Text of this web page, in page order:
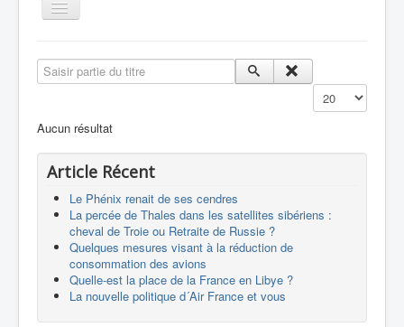
Toggle
Navigation
Aviation Commerciale
Europespace
Drones
Saisir partie du titre
Affichage #
Aucun résultat
Article Récent
Le Phénix renait de ses cendres
La percée de Thales dans les satellites sibériens :
cheval de Troie ou Retraite de Russie ?
Quelques mesures visant à la réduction de
consommation des avions
Quelle-est la place de la France en Libye ?
La nouvelle politique d´Air France et vous